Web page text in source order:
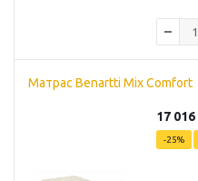
Матрас Benartti Mix Comfort
17 016
-25%